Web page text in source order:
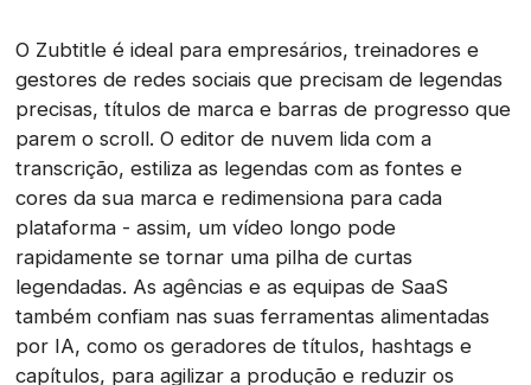
O Zubtitle é ideal para empresários, treinadores e
gestores de redes sociais que precisam de legendas
precisas, títulos de marca e barras de progresso que
parem o scroll. O editor de nuvem lida com a
transcrição, estiliza as legendas com as fontes e
cores da sua marca e redimensiona para cada
plataforma - assim, um vídeo longo pode
rapidamente se tornar uma pilha de curtas
legendadas. As agências e as equipas de SaaS
também confiam nas suas ferramentas alimentadas
por IA, como os geradores de títulos, hashtags e
capítulos, para agilizar a produção e reduzir os